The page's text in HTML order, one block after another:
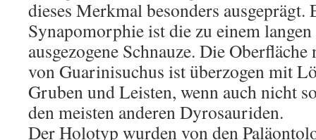
dieses Merkmal besonders ausgeprägt.
Synapomorphie ist die zu einem
ausgezogene Schnauze. Die
von Guarinisuchus ist überzogen mit
Gruben und Leisten, wenn auch nicht
den meisten anderen Dyrosauriden.
Der Holotyp wurden von den